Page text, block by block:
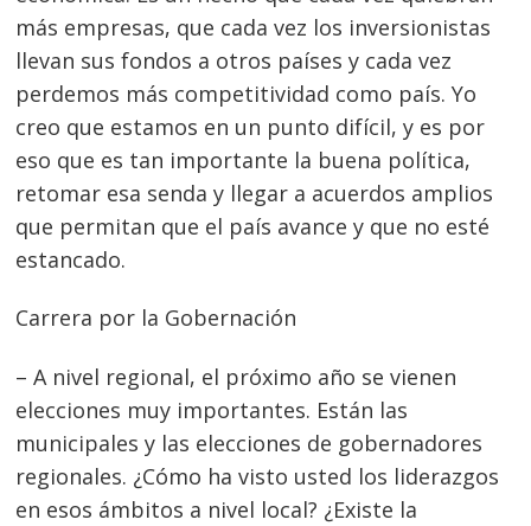
más empresas, que cada vez los inversionistas
llevan sus fondos a otros países y cada vez
perdemos más competitividad como país. Yo
creo que estamos en un punto difícil, y es por
eso que es tan importante la buena política,
retomar esa senda y llegar a acuerdos amplios
que permitan que el país avance y que no esté
estancado.
Carrera por la Gobernación
– A nivel regional, el próximo año se vienen
elecciones muy importantes. Están las
municipales y las elecciones de gobernadores
regionales. ¿Cómo ha visto usted los liderazgos
en esos ámbitos a nivel local? ¿Existe la